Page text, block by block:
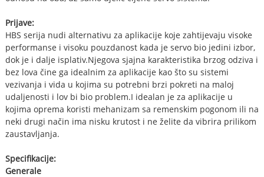
Prijave:
HBS serija nudi alternativu za aplikacije koje zahtijevaju visoke
performanse i visoku pouzdanost kada je servo bio jedini izbor,
dok je i dalje isplativ.Njegova sjajna karakteristika brzog odziva i
bez lova čine ga idealnim za aplikacije kao što su sistemi
vezivanja i vida u kojima su potrebni brzi pokreti na maloj
udaljenosti i lov bi bio problem.I idealan je za aplikacije u
kojima oprema koristi mehanizam sa remenskim pogonom ili na
neki drugi način ima nisku krutost i ne želite da vibrira prilikom
zaustavljanja.
Specifikacije:
Generale